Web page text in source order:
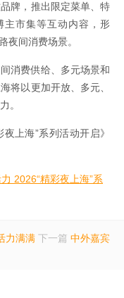
牌，推出限定菜单、特
主市集等互动内容，形
夜间消费场景。
消费供给、多元场景和
将以更加开放、多元、
。
上海”系列活动开启》
2026“精彩夜上海”系
力满满 下一篇 中外嘉宾